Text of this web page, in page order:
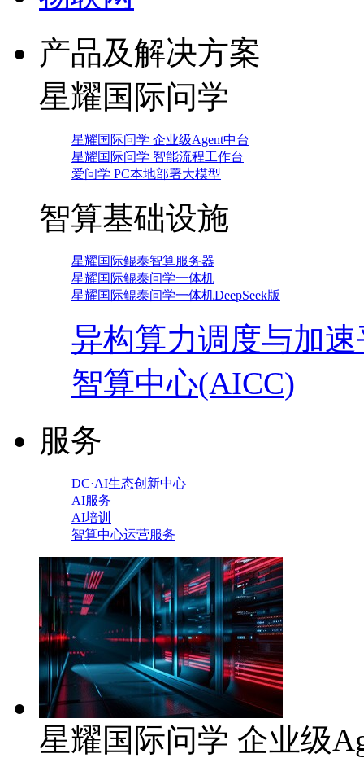
产品及解决方案
星耀国际问学
星耀国际问学 企业级Agent中台
星耀国际问学 智能流程工作台
爱问学 PC本地部署大模型
智算基础设施
星耀国际鲲泰智算服务器
星耀国际鲲泰问学一体机
星耀国际鲲泰问学一体机DeepSeek版
异构算力调度与加
智算中心(AICC)
服务
DC·AI生态创新中心
AI服务
AI培训
智算中心运营服务
星耀国际问学 企业级